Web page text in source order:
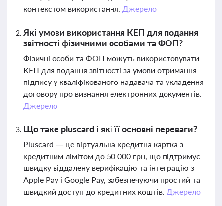
контекстом використання. Джерело
Які умови використання КЕП для подання
звітності фізичними особами та ФОП?
Фізичні особи та ФОП можуть використовувати
КЕП для подання звітності за умови отримання
підпису у кваліфікованого надавача та укладення
договору про визнання електронних документів.
Джерело
Що таке pluscard і які її основні переваги?
Pluscard — це віртуальна кредитна картка з
кредитним лімітом до 50 000 грн, що підтримує
швидку віддалену верифікацію та інтеграцію з
Apple Pay і Google Pay, забезпечуючи простий та
швидкий доступ до кредитних коштів. Джерело